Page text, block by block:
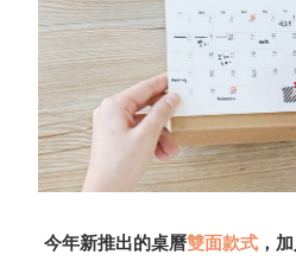
今年新推出的桌曆雙面款式，